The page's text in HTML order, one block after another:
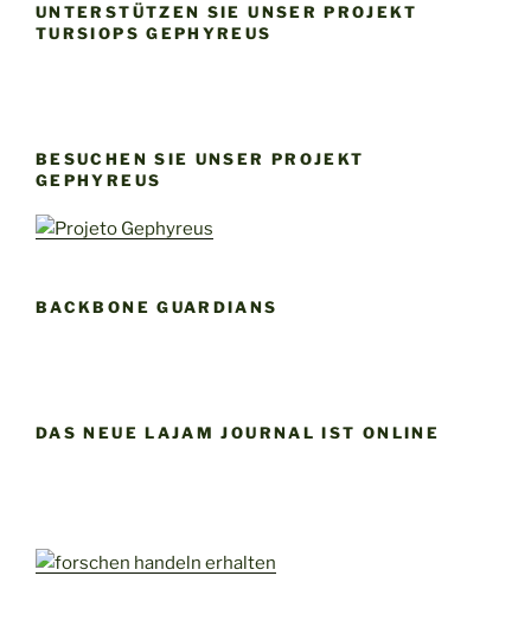
UNTERSTÜTZEN SIE UNSER PROJEKT
TURSIOPS GEPHYREUS
BESUCHEN SIE UNSER PROJEKT
GEPHYREUS
BACKBONE GUARDIANS
DAS NEUE LAJAM JOURNAL IST ONLINE